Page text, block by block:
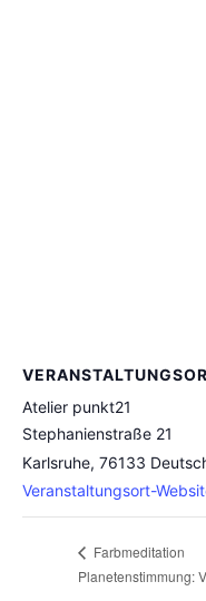
Atelier punkt21
Stephanienstraße 21
Karlsruhe, 76133
Veranstaltungsort-
Farbmeditation
Planetenstimmung: